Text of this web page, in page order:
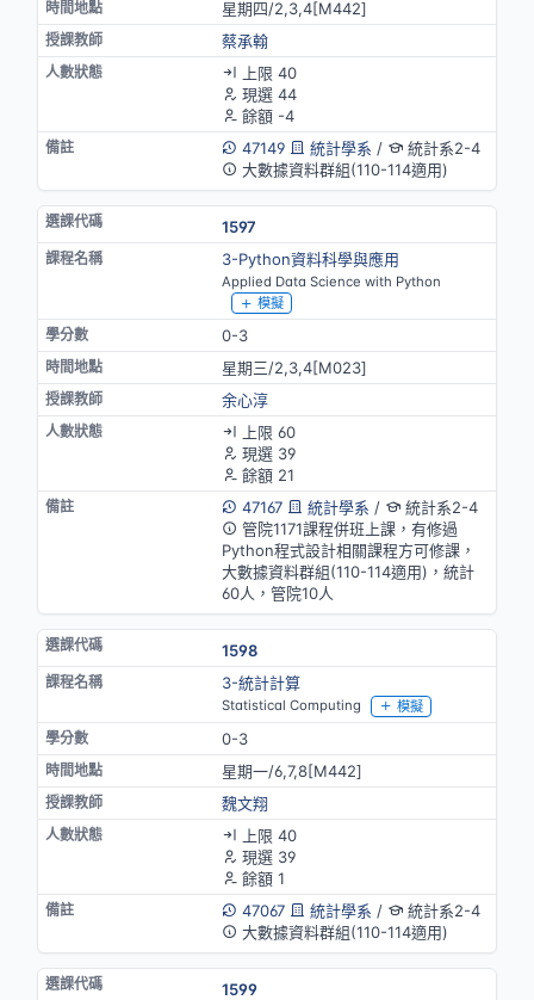
星期四/2,3,4[M442]
蔡承翰
上限 40
現選 44
餘額 -4
47149
統計學系 /
統計系2-4
大數據資料群組(110-114適用)
1597
3-Python資料科學與應用
Applied Data Science with Python
模擬
0-3
星期三/2,3,4[M023]
余心淳
上限 60
現選 39
餘額 21
47167
統計學系 /
統計系2-4
管院1171課程併班上課，有修過
Python程式設計相關課程方可修課，
大數據資料群組(110-114適用)，統計
60人，管院10人
1598
3-統計計算
Statistical Computing 模擬
0-3
星期一/6,7,8[M442]
魏文翔
上限 40
現選 39
餘額 1
47067
統計學系 /
統計系2-4
大數據資料群組(110-114適用)
1599